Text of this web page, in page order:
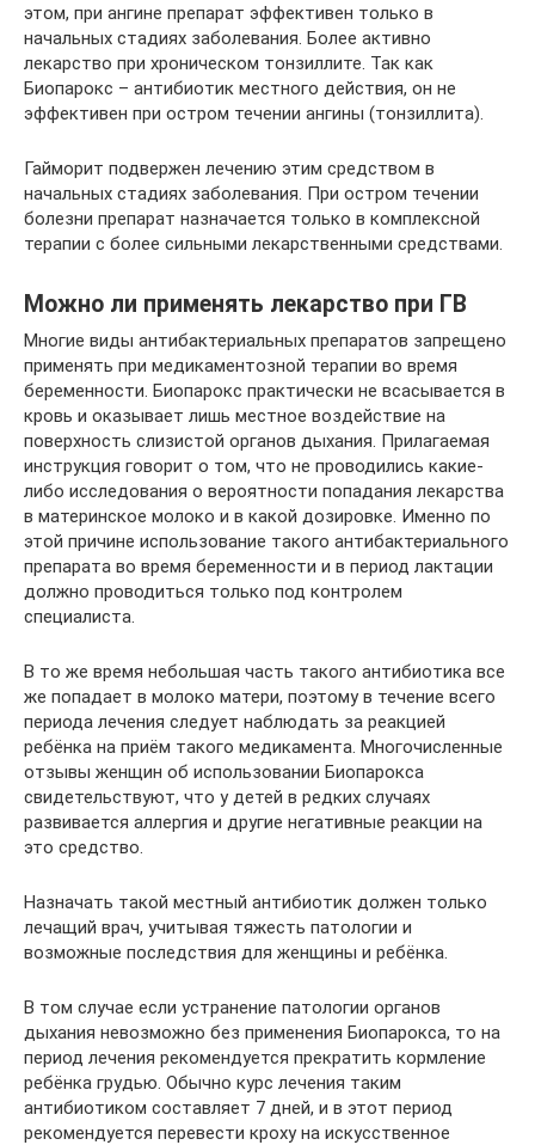
этом, при ангине препарат эффективен только в
начальных стадиях заболевания. Более активно
лекарство при хроническом тонзиллите. Так как
Биопарокс – антибиотик местного действия, он не
эффективен при остром течении ангины (тонзиллита).
Гайморит подвержен лечению этим средством в
начальных стадиях заболевания. При остром течении
болезни препарат назначается только в комплексной
терапии с более сильными лекарственными средствами.
Можно ли применять лекарство при ГВ
Многие виды антибактериальных препаратов запрещено
применять при медикаментозной терапии во время
беременности. Биопарокс практически не всасывается в
кровь и оказывает лишь местное воздействие на
поверхность слизистой органов дыхания. Прилагаемая
инструкция говорит о том, что не проводились какие-
либо исследования о вероятности попадания лекарства
в материнское молоко и в какой дозировке. Именно по
этой причине использование такого антибактериального
препарата во время беременности и в период лактации
должно проводиться только под контролем
специалиста.
В то же время небольшая часть такого антибиотика все
же попадает в молоко матери, поэтому в течение всего
периода лечения следует наблюдать за реакцией
ребёнка на приём такого медикамента. Многочисленные
отзывы женщин об использовании Биопарокса
свидетельствуют, что у детей в редких случаях
развивается аллергия и другие негативные реакции на
это средство.
Назначать такой местный антибиотик должен только
лечащий врач, учитывая тяжесть патологии и
возможные последствия для женщины и ребёнка.
В том случае если устранение патологии органов
дыхания невозможно без применения Биопарокса, то на
период лечения рекомендуется прекратить кормление
ребёнка грудью. Обычно курс лечения таким
антибиотиком составляет 7 дней, и в этот период
рекомендуется перевести кроху на искусственное